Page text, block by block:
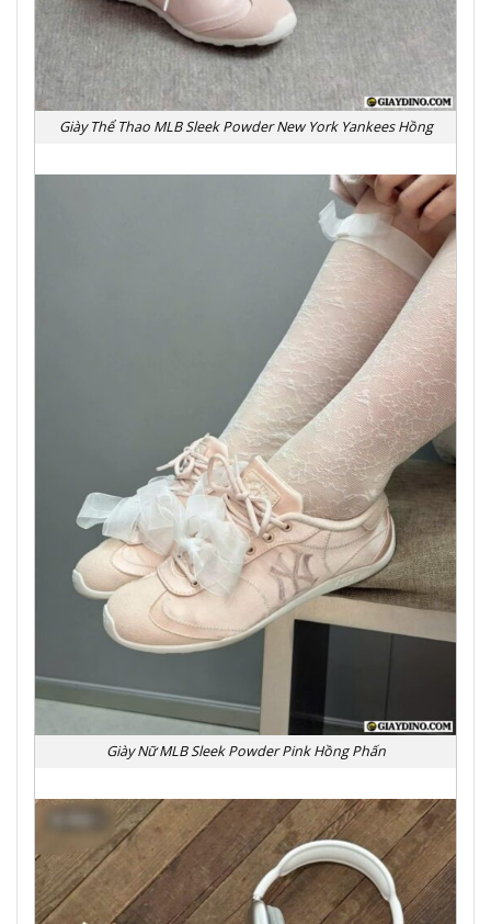
Giày Thể Thao MLB Sleek Powder New York Yankees Hồng
Giày Nữ MLB Sleek Powder Pink Hồng Phấn